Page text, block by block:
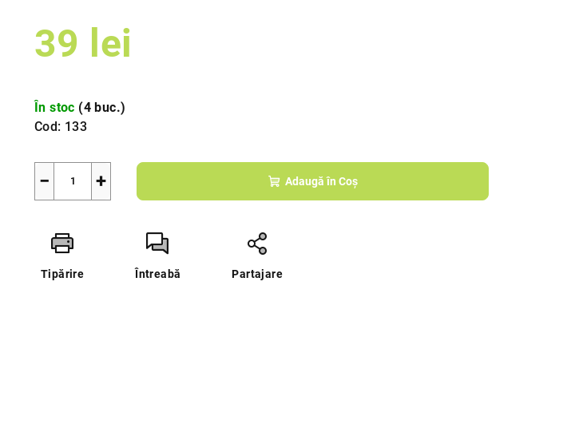
5
stele.
39 lei
preţ:
În stoc (4 buc.)
Cod: 133
+
− Adaugă în Coş
Tipărire Întreabă Partajare